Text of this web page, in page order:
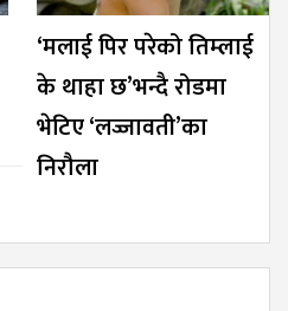
‘मलाई पिर परेको तिम्लाई
के थाहा छ’भन्दै रोडमा
भेटिए ‘लज्जावती’का
निरौला